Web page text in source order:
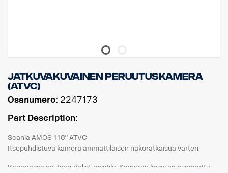
Jatkuvakuvainen peruutuskamera
(ATVC)
Osanumero: 2247173
Part Description:
Scania AMOS 118º ATVC
Itsepuhdistuva kamera ammattilaisen näköratkaisua varten.
Kamerassa on itsepuhdistumistila. Kameran linssi on asennettu